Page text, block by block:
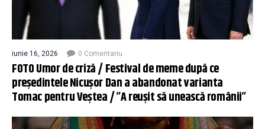
iunie 16, 2026 0 Comentariu
FOTO Umor de criză / Festival de meme după ce
președintele Nicușor Dan a abandonat varianta
Tomac pentru Veștea / ”A reușit să unească românii”